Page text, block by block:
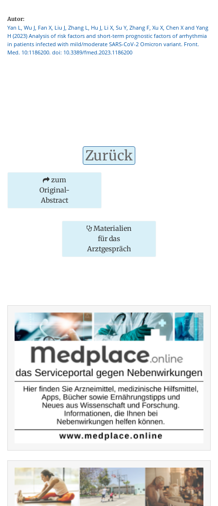
Autor:
Yan L, Wu J, Fan X, Liu J, Zhang L, Hu J, Li X, Su Y, Zhang F, Xu X, Chen X and Yang
H (2023) Analysis of risk factors and short-term prognostic factors of arrhythmia
in patients infected with mild/moderate SARS-CoV-2 Omicron variant. Front.
Med. 10:1186200. doi: 10.3389/fmed.2023.1186200
Zurück
zum
Original-
Abstract
Materialien
für das
Arztgespräch